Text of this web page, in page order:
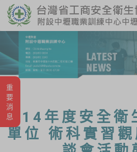
重要消息114年度安全衛
單位 術科實習